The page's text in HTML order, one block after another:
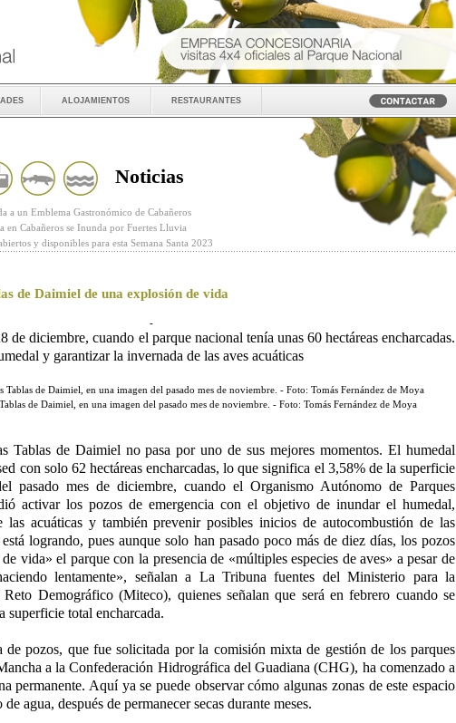
alojamientos restaurantes
Noticias
a un Emblema Gastronómico de Cabañeros
en Cabañeros se Inunda por Fuertes Lluvia
y disponibles para esta Semana Santa 2023
de Daimiel de una explosión de vida
-
de diciembre, cuando el parque nacional tenía unas 60 hectáreas encharcadas.
y garantizar la invernada de las aves acuáticas
de Daimiel, en una imagen del pasado mes de noviembre. - Foto: Tomás Fernández de Moya
Tablas de Daimiel no pasa por uno de sus mejores momentos. El humedal
con solo 62 hectáreas encharcadas, lo que significa el 3,58% de la superficie
pasado mes de diciembre, cuando el Organismo Autónomo de Parques
activar los pozos de emergencia con el objetivo de inundar el humedal,
las acuáticas y también prevenir posibles inicios de autocombustión de las
logrando, pues aunque solo han pasado poco más de diez días, los pozos
vida» el parque con la presencia de «múltiples especies de aves» a pesar de
lentamente», señalan a La Tribuna fuentes del Ministerio para la
Demográfico (Miteco), quienes señalan que será en febrero cuando se
superficie total encharcada.
pozos, que fue solicitada por la comisión mixta de gestión de los parques
a la Confederación Hidrográfica del Guadiana (CHG), ha comenzado a
permanente. Aquí ya se puede observar cómo algunas zonas de este espacio
agua, después de permanecer secas durante meses.